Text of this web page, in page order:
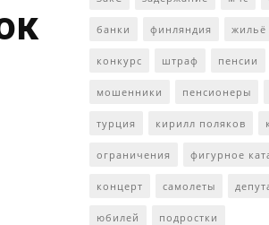
банки финляндия жильё
конкурс штраф пенсии
мошенники пенсионеры
турция кирилл поляков
ограничения фигурное
концерт самолеты
юбилей подростки